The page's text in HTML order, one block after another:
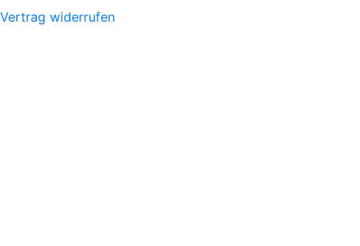
Vertrag widerrufen